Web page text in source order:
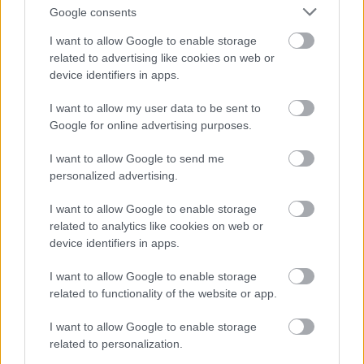
Google consents
I want to allow Google to enable storage
related to advertising like cookies on web or
device identifiers in apps.
I want to allow my user data to be sent to
Google for online advertising purposes.
I want to allow Google to send me
personalized advertising.
I want to allow Google to enable storage
related to analytics like cookies on web or
device identifiers in apps.
I want to allow Google to enable storage
related to functionality of the website or app.
I want to allow Google to enable storage
related to personalization.
@Tigeri: Miért, idebent nézi valaki a mi
érdekeinket? 8-o Szerintem bele lehet menni a
dologba, de csak egy feltétellel: ha bevezetik nálunk
is az eurót. Ha közös gazdaságpolitika, hát legyen
közös gazdaságpolitika!
14 éve
képmut... izé képviselői törődnek az állampolgárok
sorsával. (mert hát a parlamenti képviselő is
állampolgár)
penzcentrum.hu/karrier/ennyit_keresne_jovore_lazar
_janos.1030797.html
14 éve